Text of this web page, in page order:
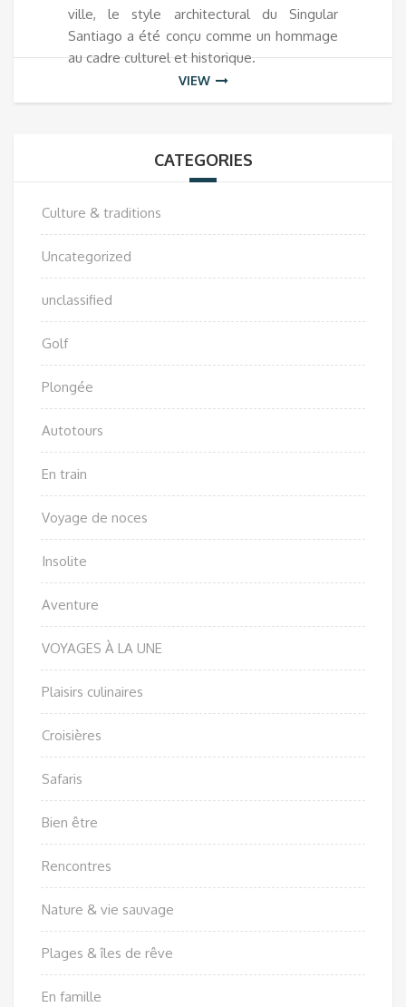
ville, le style architectural du Singular
Santiago a été conçu comme un hommage
au cadre culturel et historique.
VIEW
CATEGORIES
Culture & traditions
Uncategorized
unclassified
Golf
Plongée
Autotours
En train
Voyage de noces
Insolite
Aventure
VOYAGES À LA UNE
Plaisirs culinaires
Croisières
Safaris
Bien être
Rencontres
Nature & vie sauvage
Plages & îles de rêve
En famille